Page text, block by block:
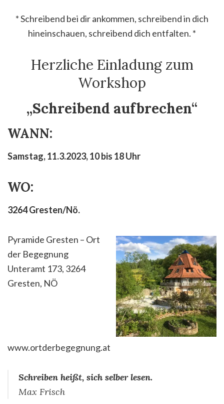
* Schreibend bei dir ankommen, schreibend in dich
hineinschauen, schreibend dich entfalten. *
Herzliche Einladung zum
Workshop
„Schreibend aufbrechen“
WANN:
Samstag, 11.3.2023, 10 bis 18 Uhr
WO:
3264 Gresten/Nö.
Pyramide Gresten – Ort
der Begegnung
Unteramt 173, 3264
Gresten, NÖ
www.ortderbegegnung.at
Schreiben heißt, sich selber lesen.
Max Frisch